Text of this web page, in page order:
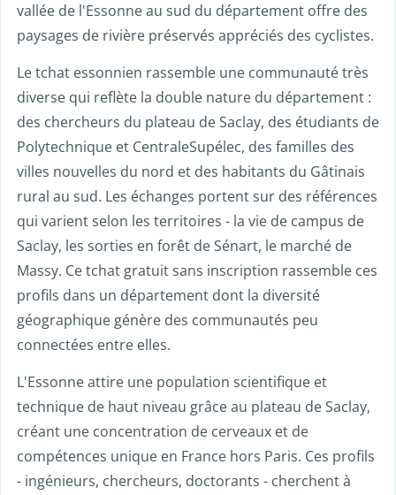
vallée de l'Essonne au sud du département offre des
paysages de rivière préservés appréciés des cyclistes.
Le tchat essonnien rassemble une communauté très
diverse qui reflète la double nature du département :
des chercheurs du plateau de Saclay, des étudiants de
Polytechnique et CentraleSupélec, des familles des
villes nouvelles du nord et des habitants du Gâtinais
rural au sud. Les échanges portent sur des références
qui varient selon les territoires - la vie de campus de
Saclay, les sorties en forêt de Sénart, le marché de
Massy. Ce tchat gratuit sans inscription rassemble ces
profils dans un département dont la diversité
géographique génère des communautés peu
connectées entre elles.
L'Essonne attire une population scientifique et
technique de haut niveau grâce au plateau de Saclay,
créant une concentration de cerveaux et de
compétences unique en France hors Paris. Ces profils
- ingénieurs, chercheurs, doctorants - cherchent à